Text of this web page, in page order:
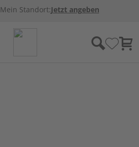
Mein Standort:Jetzt angeben